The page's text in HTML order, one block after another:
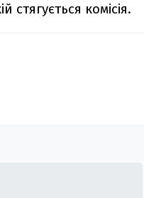
комісія.